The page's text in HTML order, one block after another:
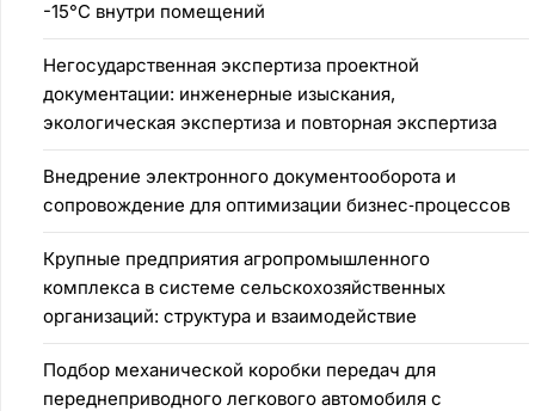
-15°C внутри помещений
Негосударственная экспертиза проектной
документации: инженерные изыскания,
экологическая экспертиза и повторная экспертиза
Внедрение электронного документооборота и
сопровождение для оптимизации бизнес‑процессов
Крупные предприятия агропромышленного
комплекса в системе сельскохозяйственных
организаций: структура и взаимодействие
Подбор механической коробки передач для
переднеприводного легкового автомобиля с